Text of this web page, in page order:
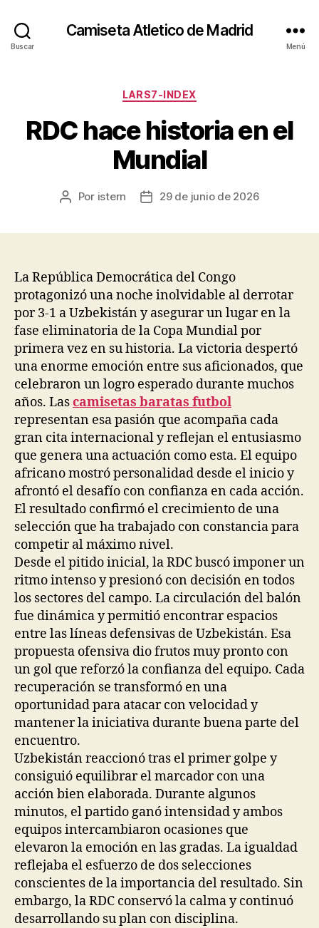
Buscar
Camiseta Atletico de Madrid
Menú
Categorías
LARS7-INDEX
RDC hace historia en el
Mundial
Autor
Por istern
Fecha29 de junio de 2026
La República Democrática del Congo
protagonizó una noche inolvidable al derrotar
por 3-1 a Uzbekistán y asegurar un lugar en la
fase eliminatoria de la Copa Mundial por
primera vez en su historia. La victoria despertó
una enorme emoción entre sus aficionados, que
celebraron un logro esperado durante muchos
años. Lascamisetas baratas futbol
representan esa pasión que acompaña cada
gran cita internacional y reflejan el entusiasmo
que genera una actuación como esta. El equipo
africano mostró personalidad desde el inicio y
afrontó el desafío con confianza en cada acción.
El resultado confirmó el crecimiento de una
selección que ha trabajado con constancia para
competir al máximo nivel.
Desde el pitido inicial, la RDC buscó imponer un
ritmo intenso y presionó con decisión en todos
los sectores del campo. La circulación del balón
fue dinámica y permitió encontrar espacios
entre las líneas defensivas de Uzbekistán. Esa
propuesta ofensiva dio frutos muy pronto con
un gol que reforzó la confianza del equipo. Cada
recuperación se transformó en una
oportunidad para atacar con velocidad y
mantener la iniciativa durante buena parte del
encuentro.
Uzbekistán reaccionó tras el primer golpe y
consiguió equilibrar el marcador con una
acción bien elaborada. Durante algunos
minutos, el partido ganó intensidad y ambos
equipos intercambiaron ocasiones que
elevaron la emoción en las gradas. La igualdad
reflejaba el esfuerzo de dos selecciones
conscientes de la importancia del resultado. Sin
embargo, la RDC conservó la calma y continuó
desarrollando su plan con disciplina.